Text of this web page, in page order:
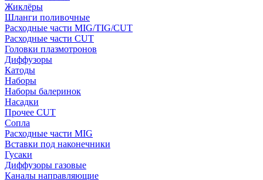
Жиклёры
Шланги поливочные
Расходные части MIG/TIG/CUT
Расходные части CUT
Головки плазмотронов
Диффузоры
Катоды
Наборы
Наборы балеринок
Насадки
Прочее CUT
Сопла
Расходные части MIG
Вставки под наконечники
Гусаки
Диффузоры газовые
Каналы направляющие